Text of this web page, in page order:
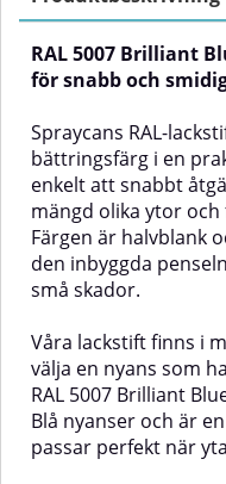
penseln som ger god precision
finns i ett brett urval av RAL-
kulörer så att du kan välja en
nyans som harmonierar med
underlaget. RAL 5012 Light
tillhör RAL-systemets
nyanser och är en klar och
ton som fräschar upp ytan
naturligt sätt.✅ Fördelar
5012 bättringsfärg i
att användaVattenbaserad
lätt att arbeta medGer en
och naturlig finishLång
material och
fönsterbågar och listerPanel
paneltakVentilationskanaler,
värmeelement och
använder du RAL 5012
RAL 5007 Brilliant
för snabb och
Spraycans RAL-
bättringsfärg i en
enkelt att snabbt
mängd olika ytor
Färgen är halvblank
den inbyggda
små skador.
Våra lackstift finns i
välja en nyans som
RAL 5007 Brilliant
Blå nyanser och är
passar perfekt när